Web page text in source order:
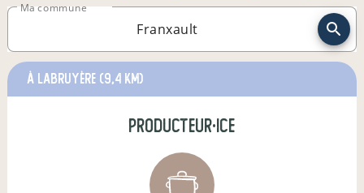
Ma commune
à Labruyère (9,4 km)
producteur·ice